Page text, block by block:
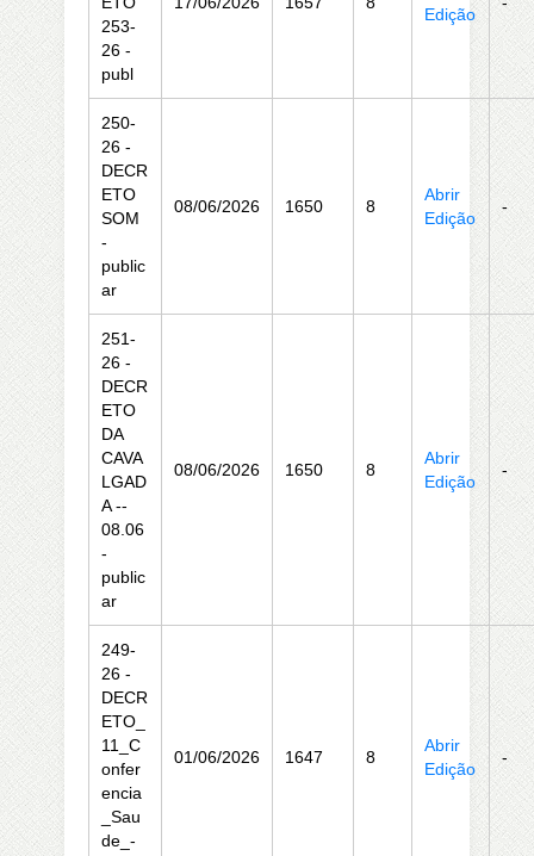
253-
26 -
publ
Edição
250-
26 -
DECR
ETO
SOM
-
public
ar
08/06/2026 1650 8
Abrir
Edição
-
251-
26 -
DECR
ETO
DA
CAVA
LGAD
A --
08.06
-
public
ar
08/06/2026 1650 8
Abrir
Edição
-
249-
26 -
DECR
ETO_
11_C
onfer
encia
_Sau
de_-
01/06/2026 1647 8
Abrir
Edição
-